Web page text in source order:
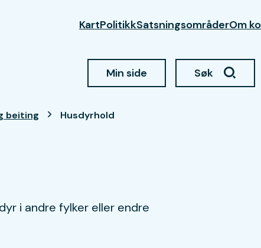
KartPolitikkSatsningsområderOm
Min side Søk
beiting Husdyrhold
i andre fylker eller endre